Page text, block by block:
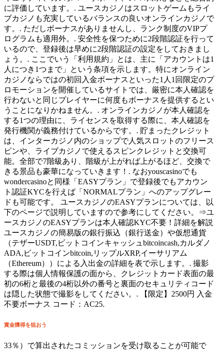
に評価しています。. ユースカジノはスロットゲームもライ
ブカジノも充実しているバランスの良いオンラインカジノで
す。. ただしボーナスがありませんし、ランク制度のVIPプ
ログラムも適用外。. 安全性を保つために2段階認証を行って
いるので、登録後は早めに2段階認証の設定をしておきまし
ょう。. ここでいう「利用規約」とは、主に「アカウントは1
人につき1つまで」という条項を示します。特にオンライン
カジノならではの初回入金ボーナスといった1人1回限定のプ
ロモーションを開催しているサイトでは、厳密に本人確認を
行わないと同じプレイヤーに何度もボーナスを提供するとい
うことになりかねません。. オンラインカジノが本人確認を
する1つの理由に、ライセンスを取得する際に、本人確認を
発行機関が義務付けているからです。. 貯まったクレジット
は、インターカジノ内のショップで人気スロットのフリース
ピンや、ライブカジノで使えるスピンクレジットと交換可
能。全部で7階級あり、階級が上がれば上がるほど、交換で
きる景品も豪華になっていきます！. なおyouscasinoでも
wondercasinoと同様「EASYプラン」で登録後でもアカウン
ト認証KYCを行えば「NORMALプラン」へのアップグレー
ドも可能です。 ユースカジノのEASYプランについては、以
下のページで説明していますので参考にしてください。⇒ユ
ースカジノのEASYプランは本人確認KYC不要！詳細を解説
ユースカジノの簡易版の銀行振込（銀行送金）や仮想通貨
（テザーUSDT,ビットコインキャッシュbitcoincash,カルダノ
ADA,ビットコインbitcoin,リップルXRP,イーサリアム
（Ethereum））による入出金の詳細を表で示します。. 撮影
する際は個人情報保護の面から、クレジットカード表面の最
初の6桁と最後の4桁以外の番号と裏面のセキュリティコード
は隠した状態で撮影をしてください。. 【限定】2500円 入金
不要ボーナス コード：AC25.
賞金獲得を狙おう
33％）で算出されたコミッションを受け取ることが可能で